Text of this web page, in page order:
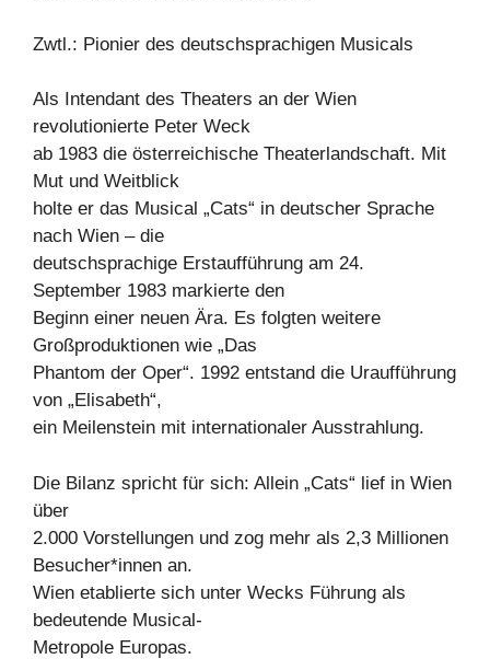
Zwtl.: Pionier des deutschsprachigen Musicals
Als Intendant des Theaters an der Wien
revolutionierte Peter Weck
ab 1983 die österreichische Theaterlandschaft. Mit
Mut und Weitblick
holte er das Musical „Cats“ in deutscher Sprache
nach Wien – die
deutschsprachige Erstaufführung am 24.
September 1983 markierte den
Beginn einer neuen Ära. Es folgten weitere
Großproduktionen wie „Das
Phantom der Oper“. 1992 entstand die Uraufführung
von „Elisabeth“,
ein Meilenstein mit internationaler Ausstrahlung.
Die Bilanz spricht für sich: Allein „Cats“ lief in Wien
über
2.000 Vorstellungen und zog mehr als 2,3 Millionen
Besucher*innen an.
Wien etablierte sich unter Wecks Führung als
bedeutende Musical-
Metropole Europas.